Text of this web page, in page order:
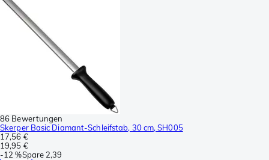
86 Bewertungen
Skerper Basic Diamant-Schleifstab, 30 cm, SH005
17,56 €
19,95 €
-12 %Spare 2,39